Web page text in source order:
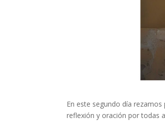
En este segundo día
reflexión y oración por todas